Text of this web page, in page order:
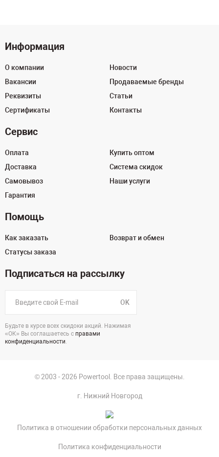
Информация
О компании
Вакансии
Реквизиты
Сертификаты
Новости
Продаваемые бренды
Статьи
Контакты
Сервис
Оплата
Доставка
Самовывоз
Гарантия
Купить оптом
Система скидок
Наши услуги
Помощь
Как заказать
Статусы заказа
Возврат и обмен
Подписаться на рассылку
OK
Будьте в курсе всех скидоки акций. Нажимая
«ОК» Вы соглашаетесь с правами
конфиденциальности.
© 2003 - 2026 Powertool. Все права защищены.
г. Нижний Новгород
Политика в отношении обработки персональных данных
Политика конфиденциальности